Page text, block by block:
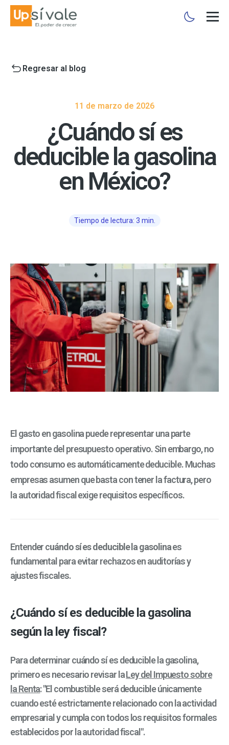
Regresar al blog
11 de marzo de 2026
¿Cuándo sí es
deducible la gasolina
en México?
Tiempo de lectura: 3 min.
El gasto en gasolina puede representar una parte
importante del presupuesto operativo. Sin embargo, no
todo consumo es automáticamente deducible. Muchas
empresas asumen que basta con tener la factura, pero
la autoridad fiscal exige requisitos específicos.
Entender cuándo sí es deducible la gasolinaes
fundamental para evitar rechazos en auditorías y
ajustes fiscales.
¿Cuándo sí es deducible la gasolina
según la ley fiscal?
Para determinar cuándo sí es deducible la gasolina,
primero es necesario revisar laLey del Impuesto sobre
la Renta: "El combustible será deducible únicamente
cuando esté estrictamente relacionado con la actividad
empresarial y cumpla con todos los requisitos formales
establecidos por la autoridad fiscal".